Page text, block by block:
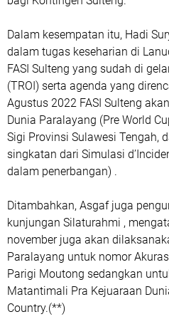
Dalam kesempatan itu, Hadi
dalam tugas keseharian di
FASI Sulteng yang sudah di
(TROI) serta agenda yang
Agustus 2022 FASI Sulteng
Dunia Paralayang (Pre World
Sigi Provinsi Sulawesi Tengah,
singkatan dari Simulasi
dalam penerbangan) .
Ditambahkan, Asgaf juga
kunjungan Silaturahmi ,
november juga akan
Paralayang untuk nomor
Parigi Moutong sedangkan
Matantimali Pra Kejuaraan
Country.(**)